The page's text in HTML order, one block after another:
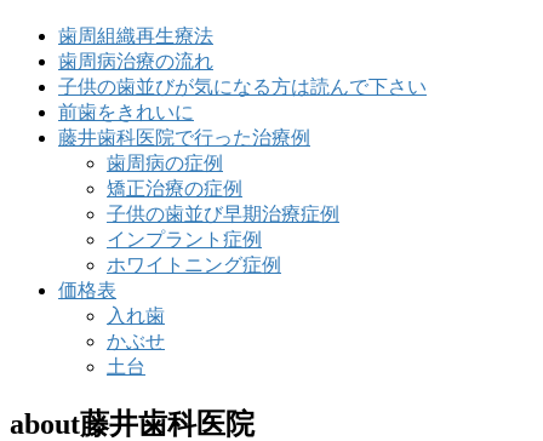
歯周組織再生療法
歯周病治療の流れ
子供の歯並びが気になる方は読んで下さい
前歯をきれいに
藤井歯科医院で行った治療例
歯周病の症例
矯正治療の症例
子供の歯並び早期治療症例
インプラント症例
ホワイトニング症例
価格表
入れ歯
かぶせ
土台
about藤井歯科医院